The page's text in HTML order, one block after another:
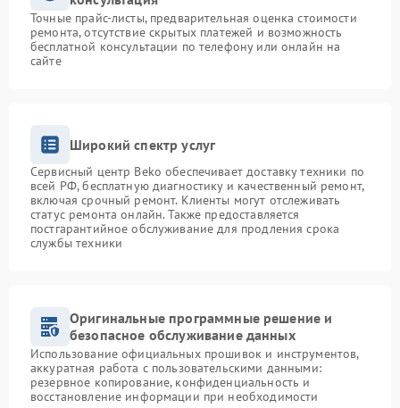
Точные прайс-листы, предварительная оценка стоимости
ремонта, отсутствие скрытых платежей и возможность
бесплатной консультации по телефону или онлайн на
сайте
Широкий спектр услуг
Сервисный центр Beko обеспечивает доставку техники по
всей РФ, бесплатную диагностику и качественный ремонт,
включая срочный ремонт. Клиенты могут отслеживать
статус ремонта онлайн. Также предоставляется
постгарантийное обслуживание для продления срока
службы техники
Оригинальные программные решение и
безопасное обслуживание данных
Использование официальных прошивок и инструментов,
аккуратная работа с пользовательскими данными:
резервное копирование, конфиденциальность и
восстановление информации при необходимости